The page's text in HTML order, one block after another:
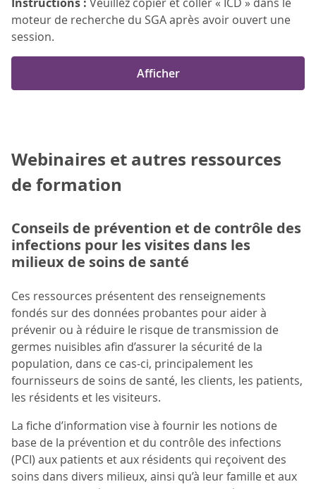
moteur de recherche du SGA après avoir ouvert une
session.
Afficher
Webinaires et autres ressources
de formation
Conseils de prévention et de contrôle des
infections pour les visites dans les
milieux de soins de santé
Ces ressources présentent des renseignements
fondés sur des données probantes pour aider à
prévenir ou à réduire le risque de transmission de
germes nuisibles afin d’assurer la sécurité de la
population, dans ce cas-ci, principalement les
fournisseurs de soins de santé, les clients, les patients,
les résidents et les visiteurs.
La fiche d’information vise à fournir les notions de
base de la prévention et du contrôle des infections
(PCI) aux patients et aux résidents qui reçoivent des
soins dans divers milieux, ainsi qu’à leur famille et aux